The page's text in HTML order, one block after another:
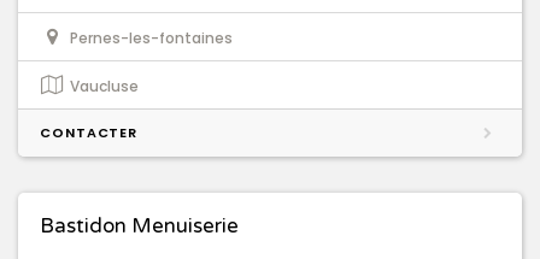
Pernes-les-fontaines
Vaucluse
CONTACTER
Bastidon Menuiserie